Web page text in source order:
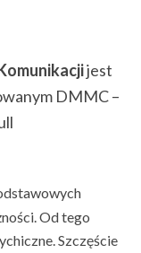
jest
DMMC –
Od tego
Szczęście